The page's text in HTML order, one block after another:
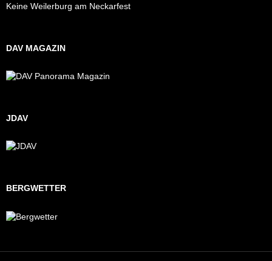
Keine Weilerburg am Neckarfest
DAV MAGAZIN
JDAV
BERGWETTER